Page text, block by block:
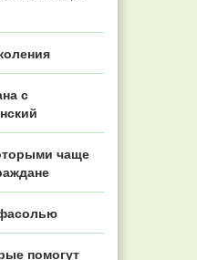
с
чаще
помогут